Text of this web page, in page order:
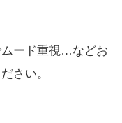
ムード重視…などお
さい。